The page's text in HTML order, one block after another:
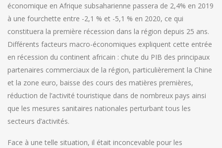
économique en Afrique subsaharienne passera de 2,4% en 2019
à une fourchette entre -2,1 % et -5,1 % en 2020, ce qui
constituera la première récession dans la région depuis 25 ans.
Différents facteurs macro-économiques expliquent cette entrée
en récession du continent africain : chute du PIB des principaux
partenaires commerciaux de la région, particulièrement la Chine
et la zone euro, baisse des cours des matières premières,
réduction de l’activité touristique dans de nombreux pays ainsi
que les mesures sanitaires nationales perturbant tous les
secteurs d’activités.
Face à une telle situation, il était inconcevable pour les